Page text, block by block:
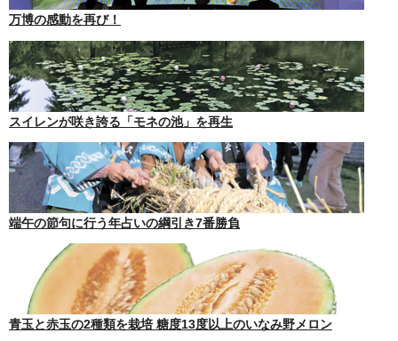
万博の感動を再び！
スイレンが咲き誇る「モネの池」を再生
端午の節句に行う年占いの綱引き7番勝負
青玉と赤玉の2種類を栽培 糖度13度以上のいなみ野メロン